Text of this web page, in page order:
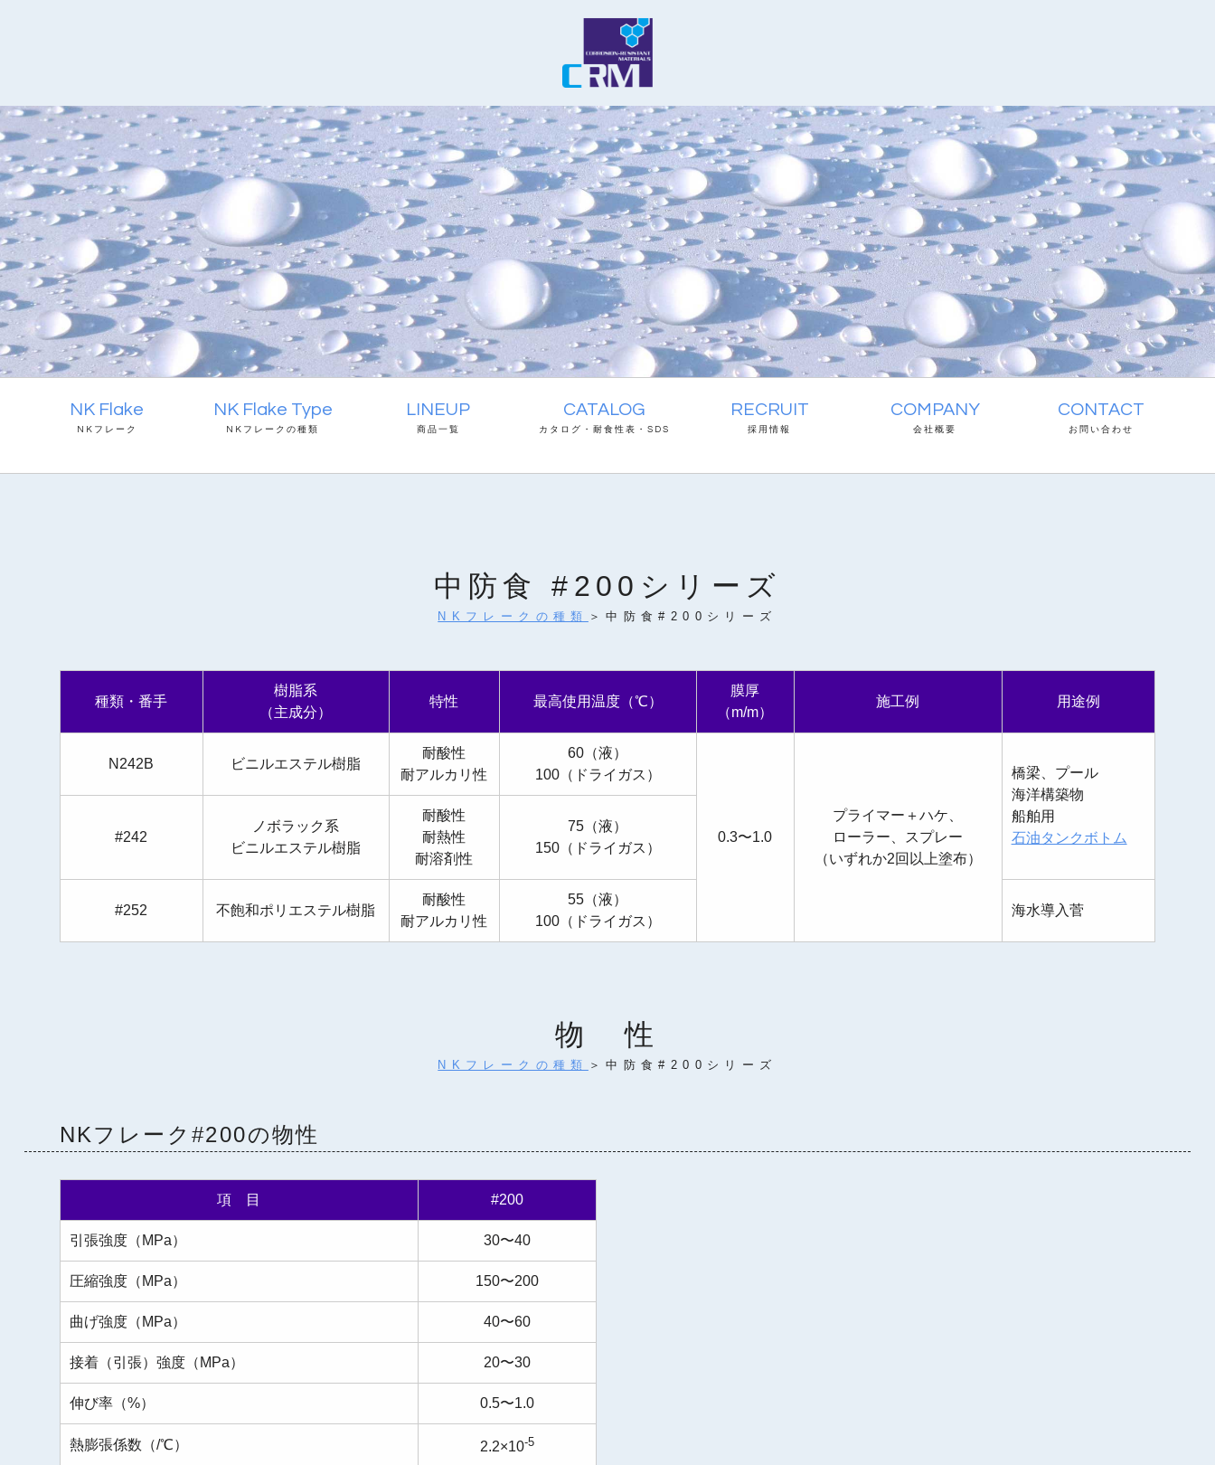
NK Flake
NKフレーク
NK Flake Type
NKフレークの種類
LINEUP
商品一覧
CATALOG
カタログ・耐食性表・SDS
RECRUIT
採用情報
COMPANY
会社概要
CONTACT
お問い合わせ
中防食 #200シリーズ
NKフレークの種類 ＞中防食#200シリーズ
種類・番手
樹脂系
（主成分）
特性 最高使用温度（℃）
膜厚
（m/m）
施工例 用途例
N242B ビニルエステル樹脂
耐酸性
耐アルカリ性
60（液）
100（ドライガス）
0.3〜1.0
プライマー＋ハケ、
ローラー、スプレー
（いずれか2回以上塗布）
橋梁、プール
海洋構築物
船舶用
石油タンクボトム
#242
ノボラック系
ビニルエステル樹脂
耐酸性
耐熱性
耐溶剤性
75（液）
150（ドライガス）
#252 不飽和ポリエステル樹脂
耐酸性
耐アルカリ性
55（液）
100（ドライガス）
海水導入菅
物 性
NKフレークの種類 ＞中防食#200シリーズ
NKフレーク#200の物性
項 目 #200
引張強度（MPa） 30〜40
圧縮強度（MPa） 150〜200
曲げ強度（MPa） 40〜60
接着（引張）強度（MPa） 20〜30
伸び率（%） 0.5〜1.0
熱膨張係数（/℃） 2.2×10-5